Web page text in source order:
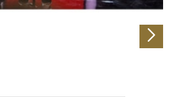
Website an unsere Partner für
möglicherweise mit
die Sie ihnen bereitgestellt